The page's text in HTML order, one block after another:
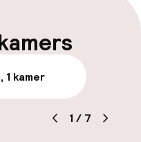
eigen terrein
1 kamer
1 / 7